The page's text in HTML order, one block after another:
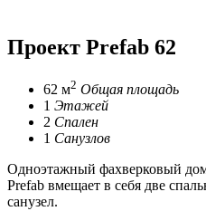
Проект Prefab 62
62 м2 Общая площадь
1 Этажей
2 Спален
1 Санузлов
Одноэтажный фахверковый
Prefab вмещает в себя две
санузел.